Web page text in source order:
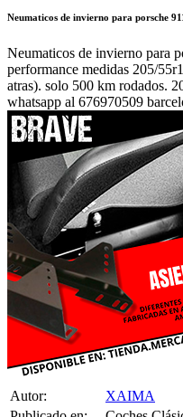
Autor:
XAIMA
Publicado en:
Coches
Publicado el:
02-Feb-2018
Referencia:
700601
Visualizaciones:
1874
Provincia:
Pais:
Teléfono:
T-Shirt,
Neumaticos de invierno para
Performance medidas 205/
atras). Solo 500 km rodados.
whatsapp al 676970509
1 CONSULTAS RECIBIDAS.